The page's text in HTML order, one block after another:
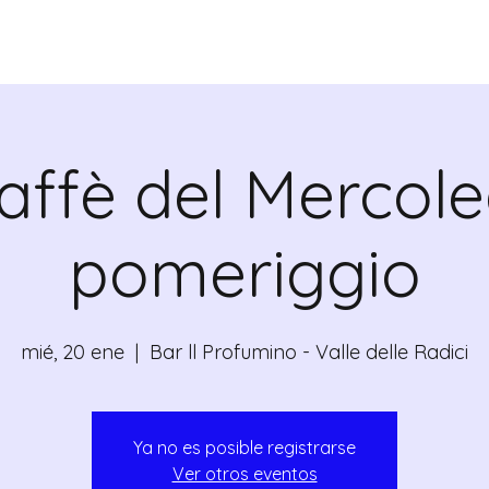
del
pomeriggio
mié, 20 ene
  |
Bar ll Profumino - Valle delle Radici
Ya no es posible registrarse
Ver otros eventos